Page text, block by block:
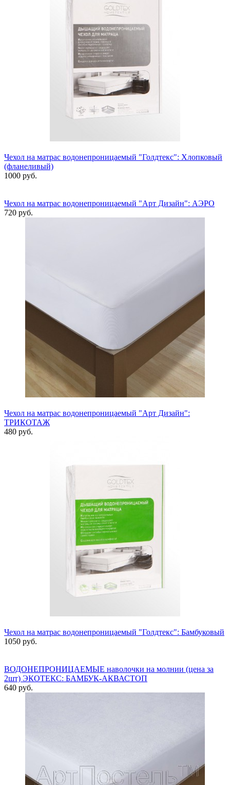
Чехол на матрас водонепроницаемый "Голдтекс": Хлопковый
(фланеливый)
1000 руб.
Чехол на матрас водонепроницаемый "Арт Дизайн": АЭРО
720 руб.
Чехол на матрас водонепроницаемый "Арт Дизайн":
ТРИКОТАЖ
480 руб.
Чехол на матрас водонепроницаемый "Голдтекс": Бамбуковый
1050 руб.
ВОДОНЕПРОНИЦАЕМЫЕ наволочки на молнии (цена за
2шт) ЭКОТЕКС: БАМБУК-АКВАСТОП
640 руб.